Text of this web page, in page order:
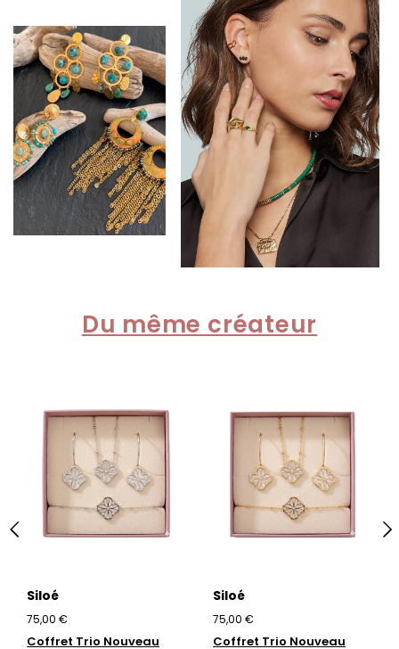
Du même créateur
Siloé
75,00 €
Coffret Trio Nouveau
Siloé
75,00 €
Coffret Trio Nouveau